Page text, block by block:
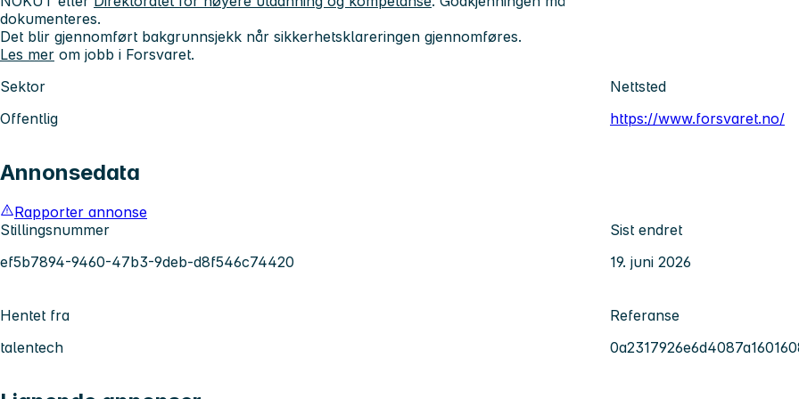
dokumenteres.
Det blir gjennomført bakgrunnsjekk når sikkerhetsklareringen gjennomføres.
Les mer om jobb i Forsvaret.
Sektor
Offentlig
Nettsted
https://www.forsvaret.no/
Annonsedata
Rapporter annonse
Stillingsnummer
ef5b7894-9460-47b3-9deb-d8f546c74420
Sist endret
19. juni 2026
Hentet fra
talentech
Referanse